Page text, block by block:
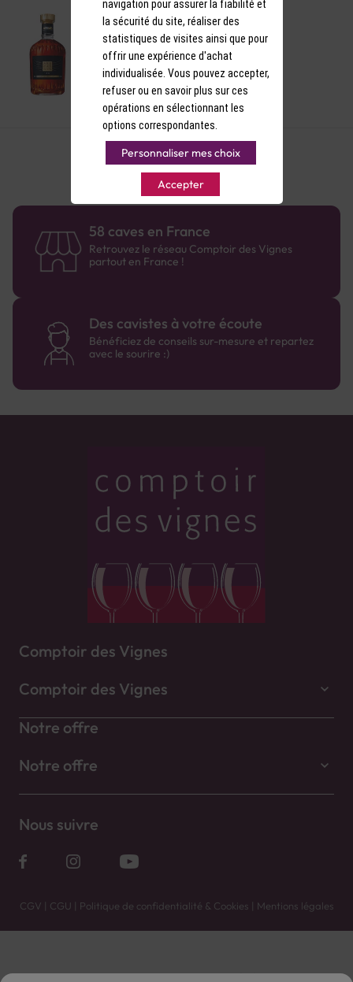
Champagne XO 40°
159,00 €
58 caves en France
Retrouvez le réseau Comptoir des Vignes
partout en France !
Des cavistes à votre écoute
Bénéficiez de conseils sur-mesure et repartez
avec le sourire :)
Comptoir des Vignes
Comptoir des Vignes
Notre offre
Notre offre
Nous suivre
CGV | CGU | Politique de confidentialité & Cookies | Mentions légales
Vente uniquement en caves. Contactez votre caviste pour plus de renseignements.
navigation pour assurer la fiabilité et
la sécurité du site, réaliser des
statistiques de visites ainsi que pour
offrir une expérience d'achat
individualisée. Vous pouvez accepter,
refuser ou en savoir plus sur ces
opérations en sélectionnant les
options correspondantes.
Personnaliser mes choix
Accepter